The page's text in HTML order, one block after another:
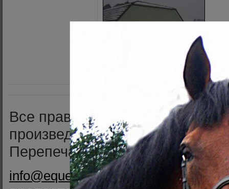
Все права принадлежат в
произведений
Перепечатка материалов
info@equestrian.ru•Реклама на